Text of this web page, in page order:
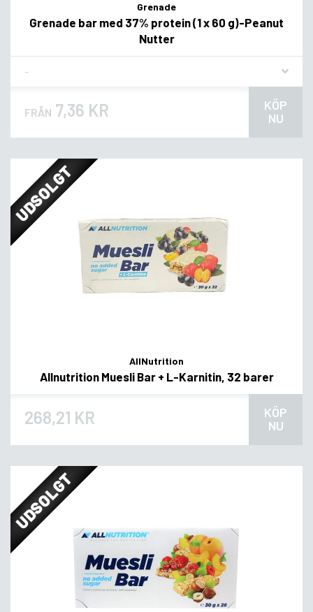
Grenade
Grenade bar med 37% protein (1 x 60 g)-Peanut
Nutter
FRÅN 7,36 KR
KÖP
NU
UDSOLGT
AllNutrition
Allnutrition Muesli Bar + L-Karnitin, 32 barer
268,21 KR
KÖP
NU
UDSOLGT